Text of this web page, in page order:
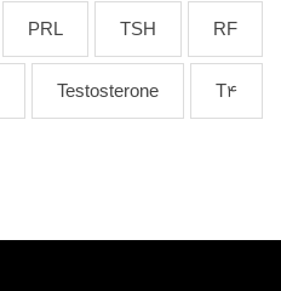
RF
TSH
PRL
T4
Testosterone